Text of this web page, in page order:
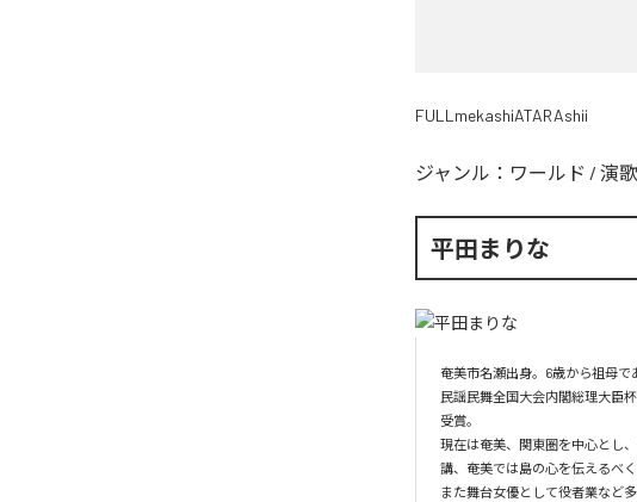
FULLmekashiATARAshii
ジャンル： ワールド / 演
平田まりな
奄美市名瀬出身。6歳から祖母で
民謡民舞全国大会内閣総理大臣
受賞。
現在は奄美、関東圏を中心とし
講、奄美では島の心を伝えるべ
また舞台女優として役者業など